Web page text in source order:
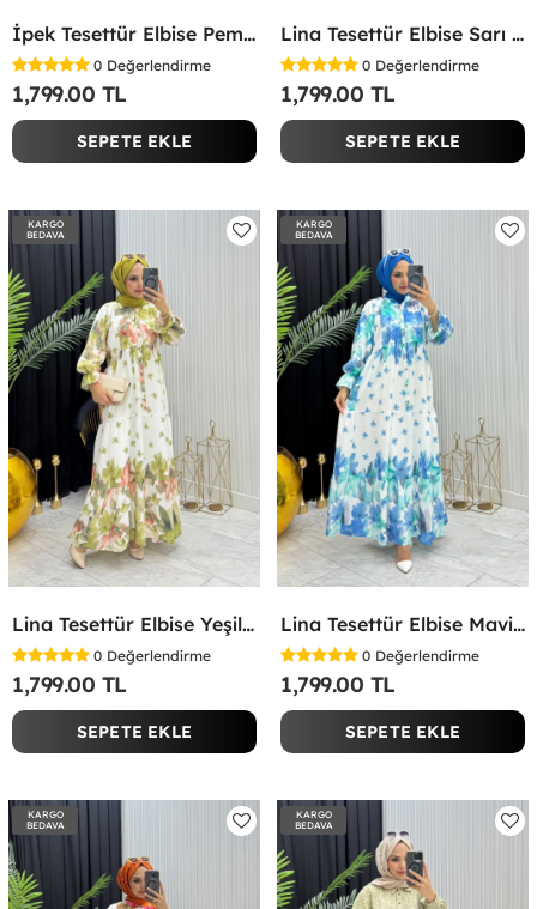
İpek Tesettür Elbise Pembe Pembe
0 Değerlendirme
1,799.00 TL
SEPETE EKLE
Lina Tesettür Elbise Sarı Sarı
0 Değerlendirme
1,799.00 TL
SEPETE EKLE
KARGO
BEDAVA
Lina Tesettür Elbise Yeşil Yeşil
0 Değerlendirme
1,799.00 TL
SEPETE EKLE
KARGO
BEDAVA
Lina Tesettür Elbise Mavi Mavi
0 Değerlendirme
1,799.00 TL
SEPETE EKLE
KARGO
BEDAVA
KARGO
BEDAVA